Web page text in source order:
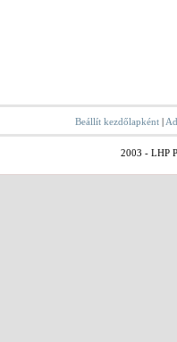
Beállít kezdőlapként |
2003 - LHP